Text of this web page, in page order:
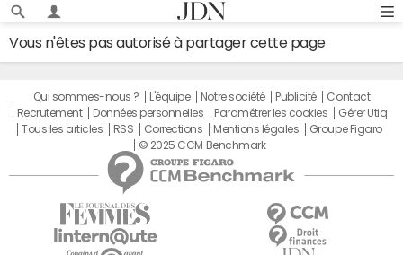
Vous n'êtes pas autorisé à partager cette page
Qui sommes-nous ? L'équipe Notre société Publicité
Contact
Recrutement
Données personnelles Paramétrer les cookies
Gérer Utiq
Tous les articles
RSS Corrections Mentions légales
Groupe Figaro
© 2025 CCM Benchmark